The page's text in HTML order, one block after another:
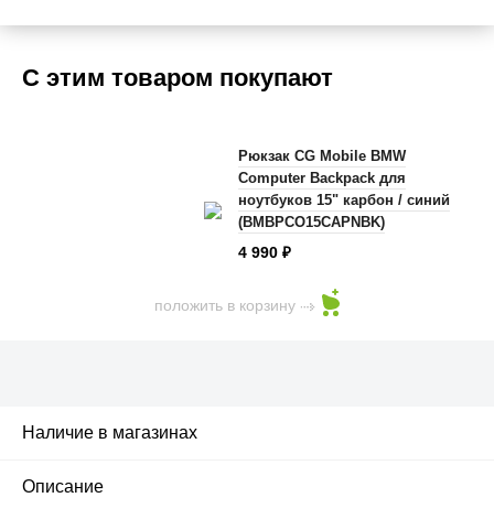
С этим товаром покупают
Рюкзак CG Mobile BMW
Computer Backpack для
ноутбуков 15" карбон / синий
(BMBPCO15CAPNBK)
4 990 ₽
положить в корзину
Наличие в магазинах
Описание